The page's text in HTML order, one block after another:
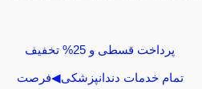
پرداخت قسطی و 25% تخفیف
تمام خدمات دندانپزشکی◀فرصت